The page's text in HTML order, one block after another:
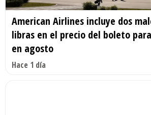
American Airlines incluye dos
libras en el precio del boleto
en agosto
Hace 1 día